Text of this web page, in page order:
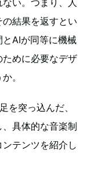
い。つまり、人
結果を返すとい
AIが同等に機械
めに必要なデザ
。
を突っ込んだ、
具体的な音楽制
テンツを紹介し